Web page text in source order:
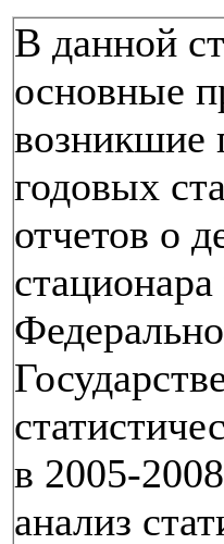
В данной
основные
возникшие
годовых
отчетов о
в 2005-
анализ